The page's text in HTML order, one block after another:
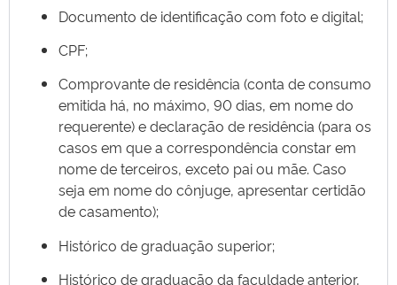
Documento de identificação com foto e digital;
CPF;
Comprovante de residência (conta de consumo
emitida há, no máximo, 90 dias, em nome do
requerente) e declaração de residência (para os
casos em que a correspondência constar em
nome de terceiros, exceto pai ou mãe. Caso
seja em nome do cônjuge, apresentar certidão
de casamento);
Histórico de graduação superior;
Histórico de graduação da faculdade anterior,